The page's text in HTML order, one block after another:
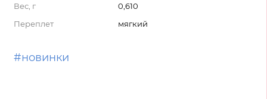
Вес, г
0,610
Переплет
мягкий
#новинки